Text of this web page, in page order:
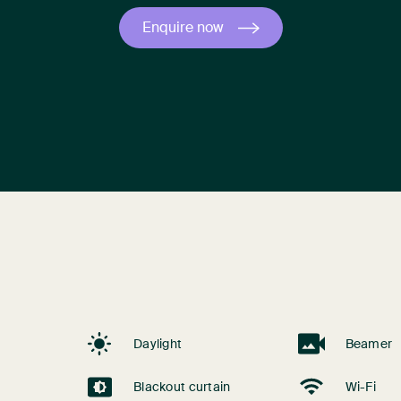
Enquire now
Daylight
Blackout curtain
Beamer
Wi-Fi